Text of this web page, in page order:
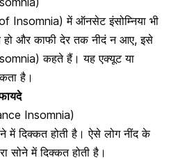
Insomnia) में ऑनसेट इंसोम्निया भी
और काफी देर तक नीदं न आए, इसे
कहते हैं। यह एक्यूट या
है।
Insomnia)
में दिक्कत होती है। ऐसे लोगनींद के
सोने में दिक्कत होती है।